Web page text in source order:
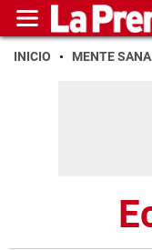
INICIO MENTE SANA